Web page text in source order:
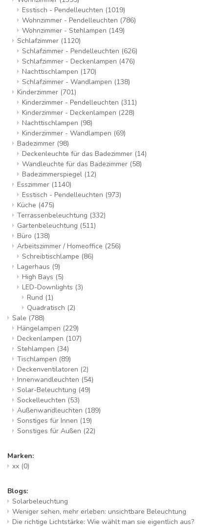
Esstisch - Pendelleuchten (1019)
Wohnzimmer - Pendelleuchten (786)
Wohnzimmer - Stehlampen (149)
Schlafzimmer (1120)
Schlafzimmer - Pendelleuchten (626)
Schlafzimmer - Deckenlampen (476)
Nachttischlampen (170)
Schlafzimmer - Wandlampen (138)
Kinderzimmer (701)
Kinderzimmer - Pendelleuchten (311)
Kinderzimmer - Deckenlampen (228)
Nachttischlampen (98)
Kinderzimmer - Wandlampen (69)
Badezimmer (98)
Deckenleuchte für das Badezimmer (14)
Wandleuchte für das Badezimmer (58)
Badezimmerspiegel (12)
Esszimmer (1140)
Esstisch - Pendelleuchten (973)
Küche (475)
Terrassenbeleuchtung (332)
Gartenbeleuchtung (511)
Büro (138)
Arbeitszimmer / Homeoffice (256)
Schreibtischlampe (86)
Lagerhaus (9)
High Bays (5)
LED-Downlights (3)
Rund (1)
Quadratisch (2)
Sale (788)
Hängelampen (229)
Deckenlampen (107)
Stehlampen (34)
Tischlampen (89)
Deckenventilatoren (2)
Innenwandleuchten (54)
Solar-Beleuchtung (49)
Sockelleuchten (53)
Außenwandleuchten (189)
Sonstiges für Innen (19)
Sonstiges für Außen (22)
Marken:
xx (0)
Blogs:
Solarbeleuchtung
Weniger sehen, mehr erleben: unsichtbare Beleuchtung
Die richtige Lichtstärke: Wie wählt man sie eigentlich aus?